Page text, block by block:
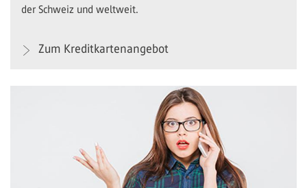
der Schweiz und weltweit.
Zum Kreditkartenangebot